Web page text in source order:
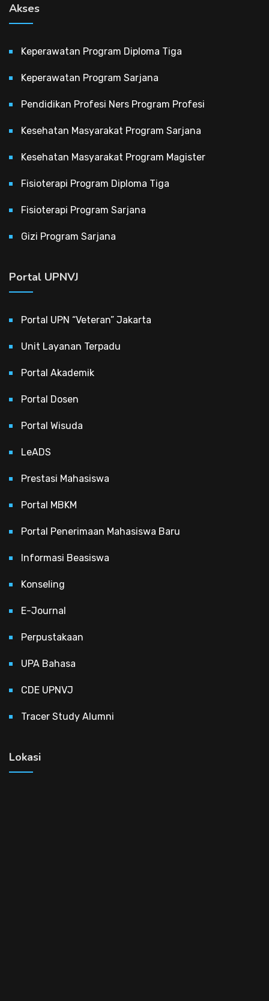
Akses
Keperawatan Program Diploma Tiga
Keperawatan Program Sarjana
Pendidikan Profesi Ners Program Profesi
Kesehatan Masyarakat Program Sarjana
Kesehatan Masyarakat Program Magister
Fisioterapi Program Diploma Tiga
Fisioterapi Program Sarjana
Gizi Program Sarjana
Portal UPNVJ
Portal UPN “Veteran” Jakarta
Unit Layanan Terpadu
Portal Akademik
Portal Dosen
Portal Wisuda
LeADS
Prestasi Mahasiswa
Portal MBKM
Portal Penerimaan Mahasiswa Baru
Informasi Beasiswa
Konseling
E-Journal
Perpustakaan
UPA Bahasa
CDE UPNVJ
Tracer Study Alumni
Lokasi